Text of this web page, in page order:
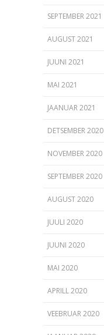
SEPTEMBER 2021
AUGUST 2021
JUUNI 2021
MAI 2021
JAANUAR 2021
DETSEMBER 2020
NOVEMBER 2020
SEPTEMBER 2020
AUGUST 2020
JUULI 2020
JUUNI 2020
MAI 2020
APRILL 2020
VEEBRUAR 2020